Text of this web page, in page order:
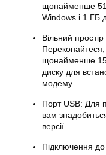
щонайменше
Windows і 1 ГБ
Вільний
щонайменше
диску для
модему.
Порт USB: Для
вам
версії.
Підключення